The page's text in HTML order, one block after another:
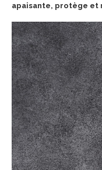
apaisante, protège et